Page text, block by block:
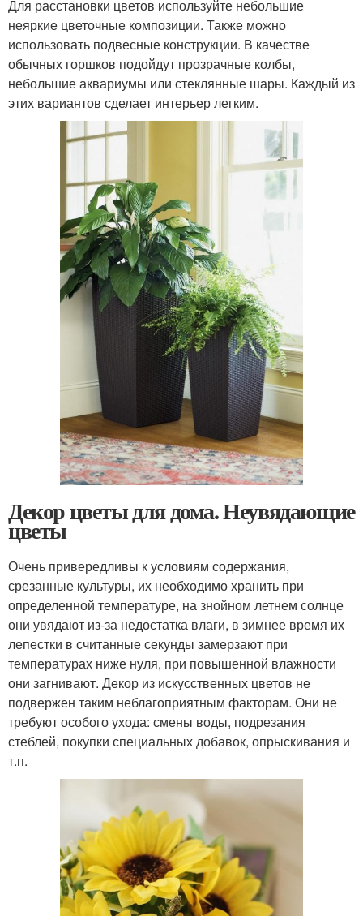
Для расстановки цветов используйте небольшие
неяркие цветочные композиции. Также можно
использовать подвесные конструкции. В качестве
обычных горшков подойдут прозрачные колбы,
небольшие аквариумы или стеклянные шары. Каждый из
этих вариантов сделает интерьер легким.
Декор цветы для дома. Неувядающие
цветы
Очень привередливы к условиям содержания,
срезанные культуры, их необходимо хранить при
определенной температуре, на знойном летнем солнце
они увядают из-за недостатка влаги, в зимнее время их
лепестки в считанные секунды замерзают при
температурах ниже нуля, при повышенной влажности
они загнивают. Декор из искусственных цветов не
подвержен таким неблагоприятным факторам. Они не
требуют особого ухода: смены воды, подрезания
стеблей, покупки специальных добавок, опрыскивания и
т.п.